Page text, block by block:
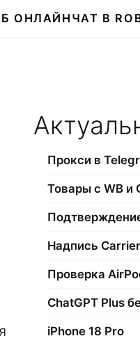
ОНЛАЙН ЧАТ В
Прокси в
Товары с WB и
Надпись
Проверка
ChatGPT Plus
iPhone 18 Pro